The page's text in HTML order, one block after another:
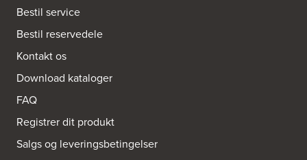
Bestil service
Bestil reservedele
Kontakt os
Download kataloger
FAQ
Registrer dit produkt
Salgs og leveringsbetingelser